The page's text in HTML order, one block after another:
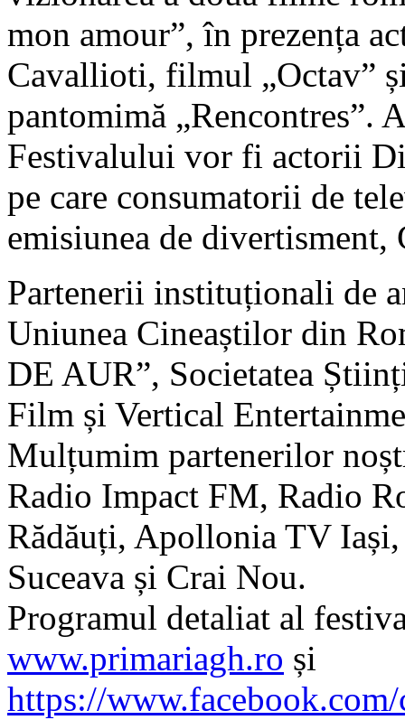
mon amour”, în prezența
Cavallioti, filmul „Octav”
pantomimă „Rencontres”.
Festivalului vor fi actorii
pe care consumatorii de
emisiunea de
Partenerii instituționali de
Uniunea Cineaștilor din
DE AUR”, Societatea
Film și Vertical
Mulțumim partenerilor
Radio Impact FM, Radio
Rădăuți, Apollonia TV
Suceava și Crai Nou.
Programul detaliat al
www.primariagh.ro și
https://